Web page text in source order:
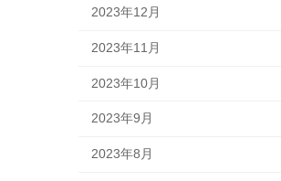
2023年12月
2023年11月
2023年10月
2023年9月
2023年8月